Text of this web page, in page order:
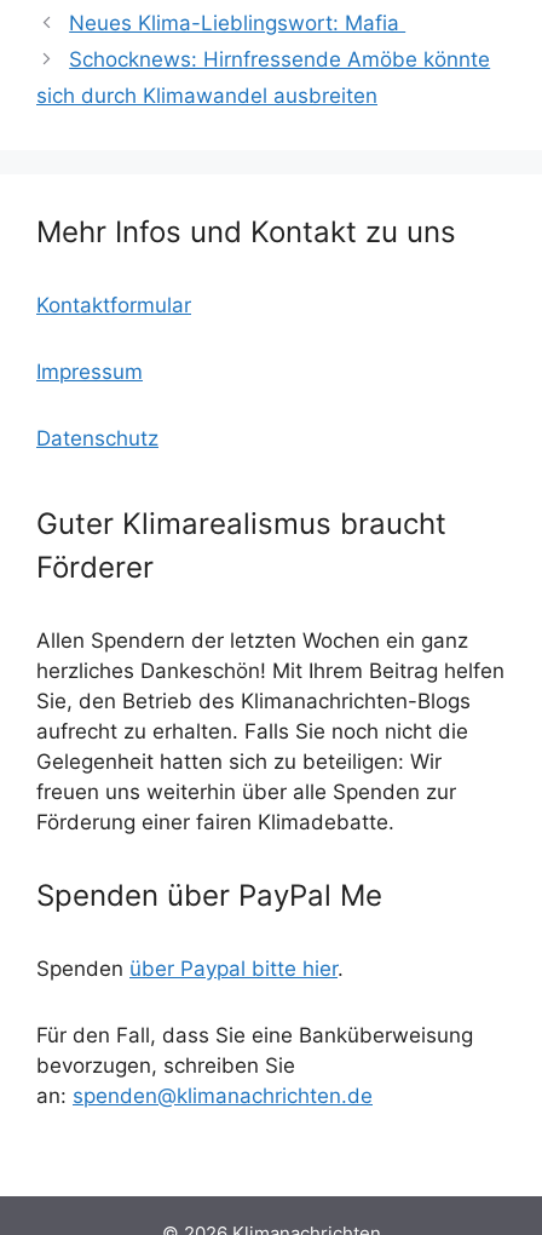
c
e
b
k
itt
er
ai
l
lo
o
k.
m
at
s
A
le
n
Neues Klima-Lieblingswort: Mafia
Schocknews: Hirnfressende Amöbe könnte
sich durch Klimawandel ausbreiten
Mehr Infos und Kontakt zu uns
Kontaktformular
Impressum
Datenschutz
Guter Klimarealismus braucht
Förderer
Allen Spendern der letzten Wochen ein ganz
herzliches Dankeschön! Mit Ihrem Beitrag helfen
Sie, den Betrieb des Klimanachrichten-Blogs
aufrecht zu erhalten. Falls Sie noch nicht die
Gelegenheit hatten sich zu beteiligen: Wir
freuen uns weiterhin über alle Spenden zur
Förderung einer fairen Klimadebatte.
Spenden über PayPal Me
Spenden über Paypal bitte hier.
Für den Fall, dass Sie eine Banküberweisung
bevorzugen, schreiben Sie
an: spenden@klimanachrichten.de